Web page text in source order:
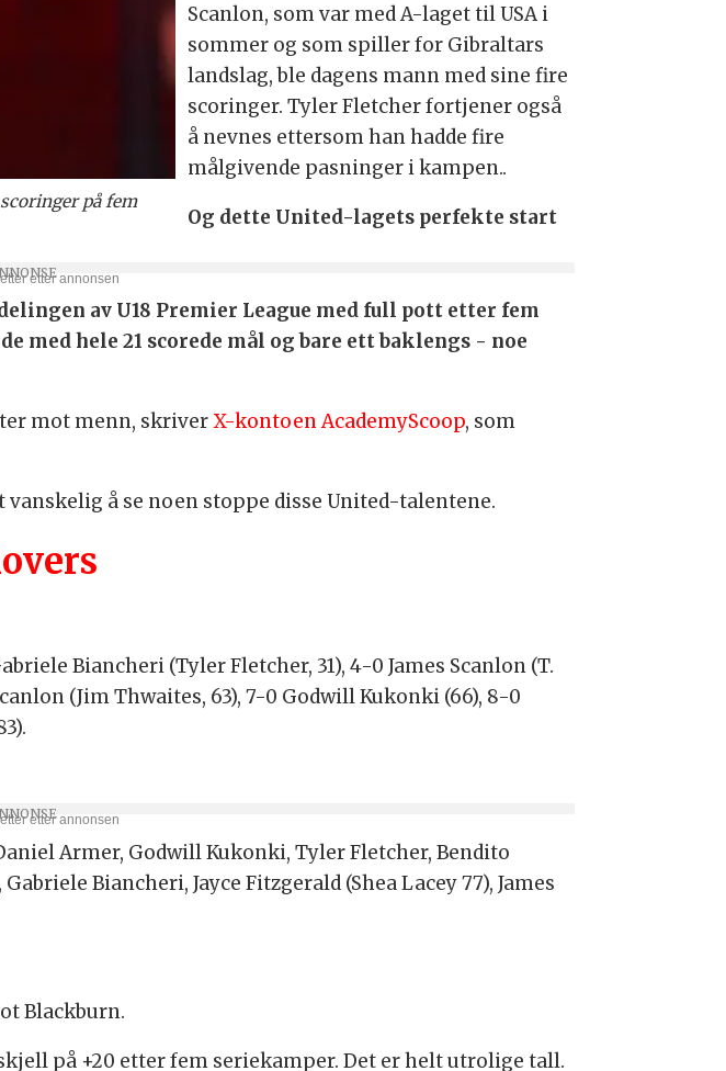
på fem
Scanlon, som var med A-laget til USA i
sommer og som spiller for Gibraltars
landslag, ble dagens mann med sine fire
scoringer. Tyler Fletcher fortjener også
å nevnes ettersom han hadde fire
målgivende pasninger i kampen..
Og dette United-lagets perfekte start
av U18 Premier League med full pott etter fem
med hele 21 scorede mål og bare ett baklengs - noe
mot menn, skriverX-kontoen AcademyScoop, som
å se noen stoppe disse United-talentene.
Biancheri (Tyler Fletcher, 31), 4-0 James Scanlon (T.
(Jim Thwaites, 63), 7-0 Godwill Kukonki (66), 8-0
Armer, Godwill Kukonki, Tyler Fletcher, Bendito
Biancheri, Jayce Fitzgerald (Shea Lacey 77), James
Blackburn.
på +20 etter fem seriekamper. Det er helt utrolige tall.